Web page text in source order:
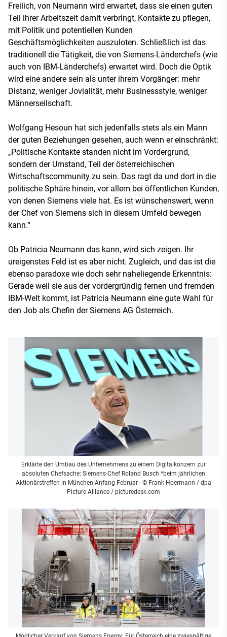
Freilich, von Neumann wird erwartet, dass sie einen guten
Teil ihrer Arbeitszeit damit verbringt, Kontakte zu pflegen,
mit Politik und potentiellen Kunden
Geschäftsmöglichkeiten auszuloten. Schließlich ist das
traditionell die Tätigkeit, die von Siemens-Länderchefs (wie
auch von IBM-Länderchefs) erwartet wird. Doch die Optik
wird eine andere sein als unter ihrem Vorgänger: mehr
Distanz, weniger Jovialität, mehr Businessstyle, weniger
Männerseilschaft.
Wolfgang Hesoun hat sich jedenfalls stets als ein Mann
der guten Beziehungen gesehen, auch wenn er einschränkt:
„Politische Kontakte standen nicht im Vordergrund,
sondern der Umstand, Teil der österreichischen
Wirtschaftscommunity zu sein. Das ragt da und dort in die
politische Sphäre hinein, vor allem bei öffentlichen Kunden,
von denen Siemens viele hat. Es ist wünschenswert, wenn
der Chef von Siemens sich in diesem Umfeld bewegen
kann.“
Ob Patricia Neumann das kann, wird sich zeigen. Ihr
ureigenstes Feld ist es aber nicht. Zugleich, und das ist die
ebenso paradoxe wie doch sehr naheliegende Erkenntnis:
Gerade weil sie aus der vordergründig fernen und fremden
IBM-Welt kommt, ist Patricia Neumann eine gute Wahl für
den Job als Chefin der Siemens AG Österreich.
Erklärte den Umbau des Unternehmens zu einem Digitalkonzern zur
absoluten Chefsache: Siemens-Chef Roland Busch *beim jährlichen
Aktionärstreffen in München Anfang Februar - © Frank Hoermann / dpa
Picture Alliance / picturedesk.com